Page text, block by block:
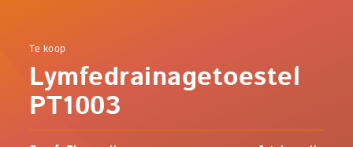
Home
Zorg
Lymfedrainagetoestel
PT1003
Comfoplus
-
Te koop
Lymfedrainagetoestel
PT1003